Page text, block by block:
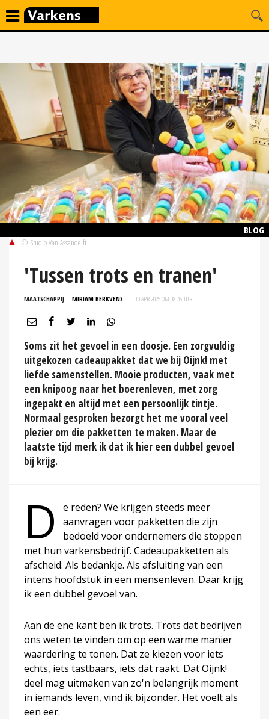
BLOG
© Studio Van Assendelft
'Tussen trots en tranen'
MAATSCHAPPIJ MIRIAM BERKVENS 10 APR 2025 OM 08:45UUR
Soms zit het gevoel in een doosje. Een zorgvuldig
uitgekozen cadeaupakket dat we bij Oijnk! met
liefde samenstellen. Mooie producten, vaak met
een knipoog naar het boerenleven, met zorg
ingepakt en altijd met een persoonlijk tintje.
Normaal gesproken bezorgt het me vooral veel
plezier om die pakketten te maken. Maar de
laatste tijd merk ik dat ik hier een dubbel gevoel
bij krijg.
D
e reden? We krijgen steeds meer
aanvragen voor pakketten die zijn
bedoeld voor ondernemers die stoppen
met hun varkensbedrijf. Cadeaupakketten als
afscheid. Als bedankje. Als afsluiting van een
intens hoofdstuk in een mensenleven. Daar krijg
ik een dubbel gevoel van.
Aan de ene kant ben ik trots. Trots dat bedrijven
ons weten te vinden om op een warme manier
waardering te tonen. Dat ze kiezen voor iets
echts, iets tastbaars, iets dat raakt. Dat Oijnk!
deel mag uitmaken van zo'n belangrijk moment
in iemands leven, vind ik bijzonder. Het voelt als
een eer.